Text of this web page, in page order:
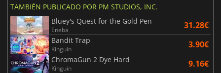
TAMBIÉN PUBLICADO POR PM STUDIOS, INC.
Bluey's Quest for the Gold Pen
Eneba 31.28€
Bandit Trap
Kinguin 3.90€
ChromaGun 2 Dye Hard
Kinguin 9.16€